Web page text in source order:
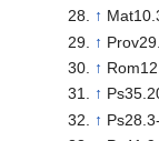
↑
↑
↑
↑
↑